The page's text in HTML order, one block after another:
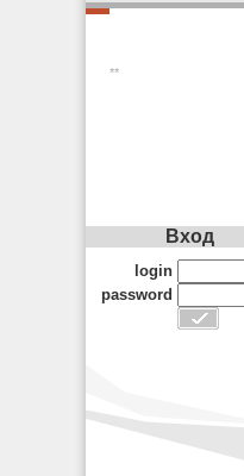
**
Вход
login
password